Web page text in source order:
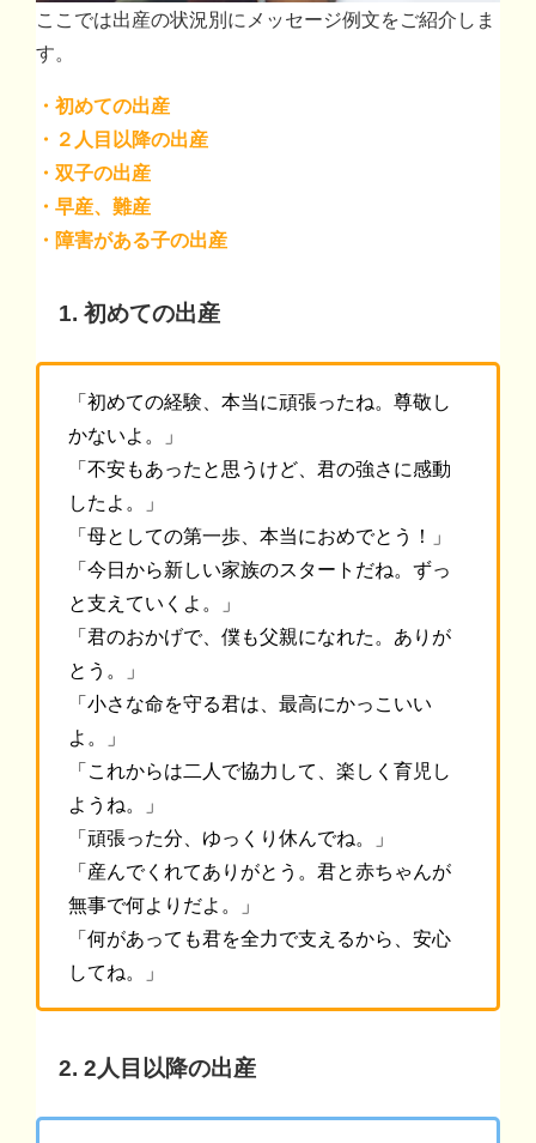
ここでは出産の状況別にメッセージ例文をご紹介しま
す。
・初めての出産
・２人目以降の出産
・双子の出産
・早産、難産
・障害がある子の出産
1. 初めての出産
「初めての経験、本当に頑張ったね。尊敬し
かないよ。」
「不安もあったと思うけど、君の強さに感動
したよ。」
「母としての第一歩、本当におめでとう！」
「今日から新しい家族のスタートだね。ずっ
と支えていくよ。」
「君のおかげで、僕も父親になれた。ありが
とう。」
「小さな命を守る君は、最高にかっこいい
よ。」
「これからは二人で協力して、楽しく育児し
ようね。」
「頑張った分、ゆっくり休んでね。」
「産んでくれてありがとう。君と赤ちゃんが
無事で何よりだよ。」
「何があっても君を全力で支えるから、安心
してね。」
2. 2人目以降の出産